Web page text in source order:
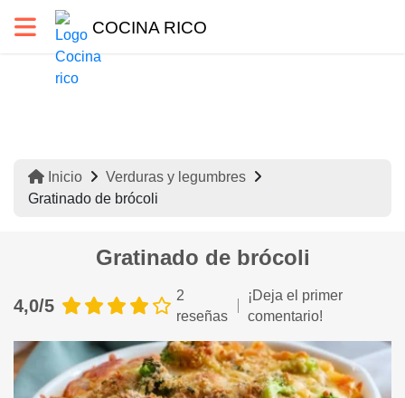
COCINA RICO
Inicio
Verduras y legumbres
Gratinado de brócoli
Gratinado de brócoli
4,0/5
2
reseñas
¡Deja el primer
comentario!